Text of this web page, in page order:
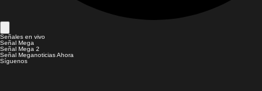
Señales en vivo
Señal Mega
Señal Mega 2
Señal Meganoticias Ahora
Síguenos